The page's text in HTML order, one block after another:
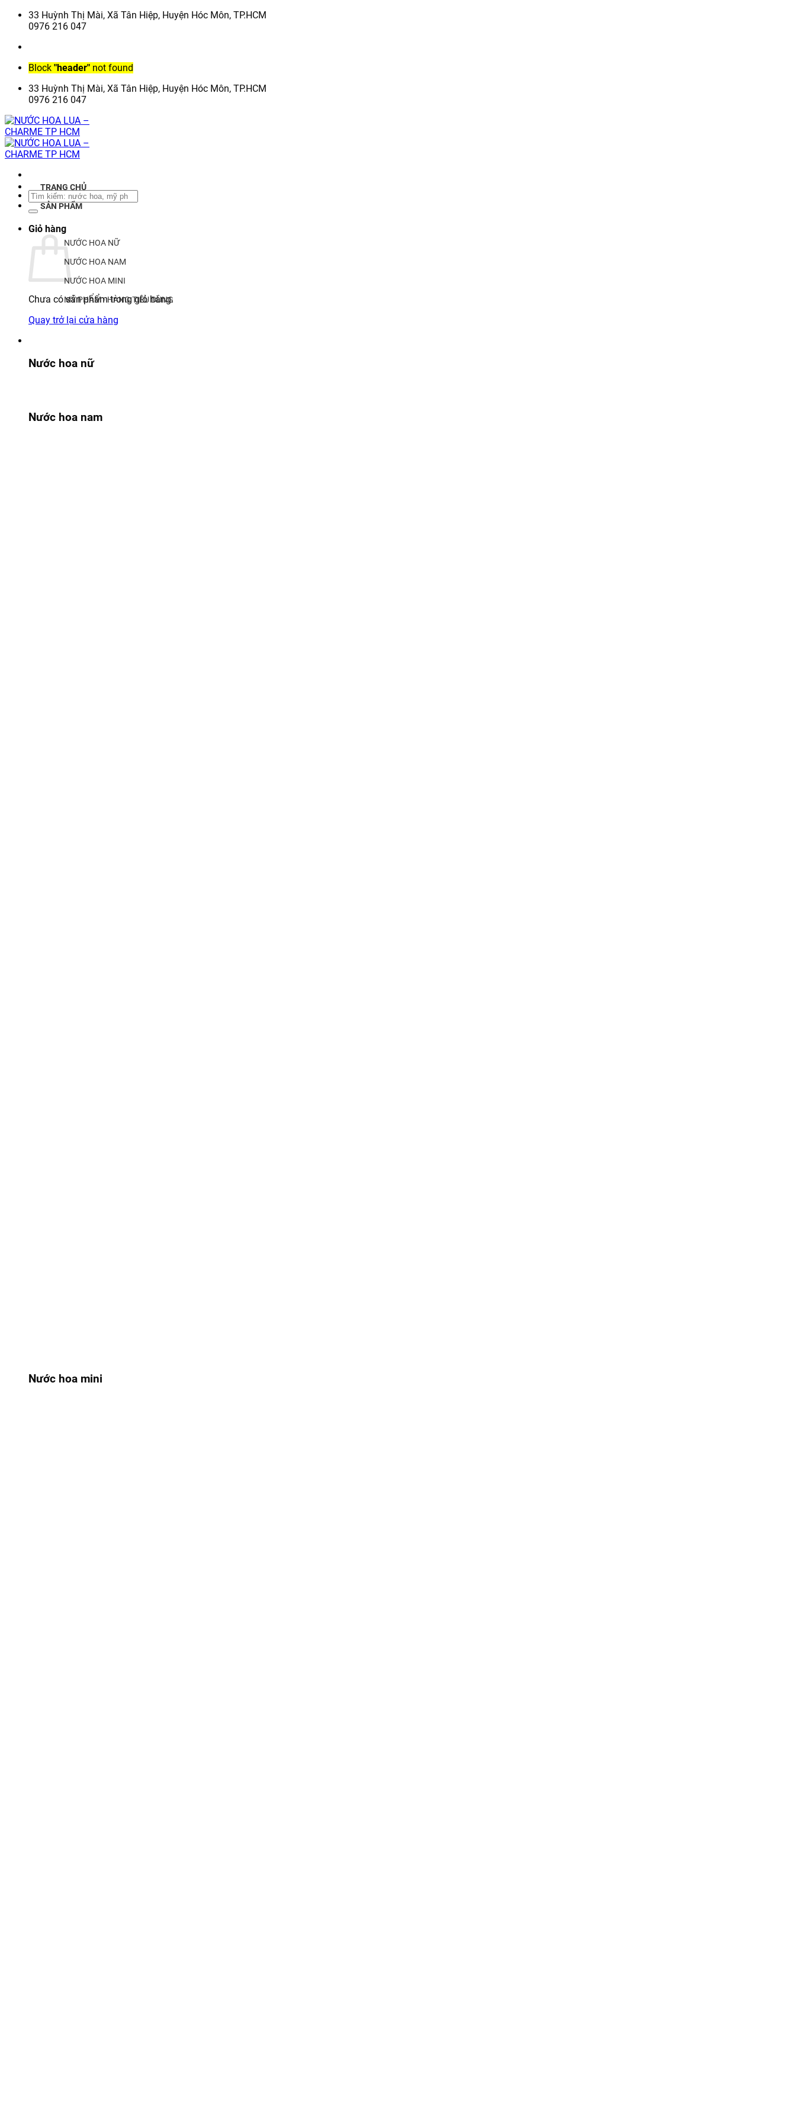
Chuyển
dung
33 Huỳnh Thị Mài, Xã Tân Hiệp, Huyện Hóc Môn, TP.HCM
0976 216 047
Block "header" not found
33 Huỳnh Thị Mài, Xã Tân Hiệp, Huyện Hóc Môn, TP.HCM
0976 216 047
Tìm
kiếm:
Giỏ hàng
Chưa có sản phẩm trong giỏ hàng.
Quay trở lại cửa hàng
TRANG CHỦ
SẢN PHẨM
NƯỚC HOA NỮ
NƯỚC HOA NAM
NƯỚC HOA MINI
MỸ PHẨM - HÀNG TIÊU DÙNG
Nước hoa nữ
Nước hoa nam
Nước hoa mini